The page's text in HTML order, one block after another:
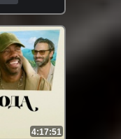
4:17:51